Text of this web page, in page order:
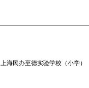
上海民办至德实验学校（小学）